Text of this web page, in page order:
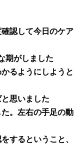
認して今日のケア
期がしました
るようにしようと
思いました
た。左右の手足の動
するということ、